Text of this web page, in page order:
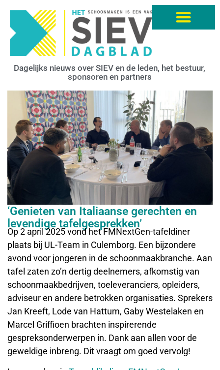
Dagelijks nieuws over SIEV en de leden, het bestuur,
sponsoren en partners
‘Genieten van Italiaanse gerechten en
levendige tafelgesprekken’
Op 2 april 2025 vond het FMNextGen-tafeldiner
plaats bij UL-Team in Culemborg. Een bijzondere
avond voor jongeren in de schoonmaakbranche. Aan
tafel zaten zo’n dertig deelnemers, afkomstig van
schoonmaakbedrijven, toeleveranciers, opleiders,
adviseur en andere betrokken organisaties. Sprekers
Jan Kreeft, Lode van Hattum, Gaby Westelaken en
Marcel Griffioen brachten inspirerende
gespreksonderwerpen in. Dank aan allen voor de
geweldige inbreng. Dit vraagt om goed vervolg!